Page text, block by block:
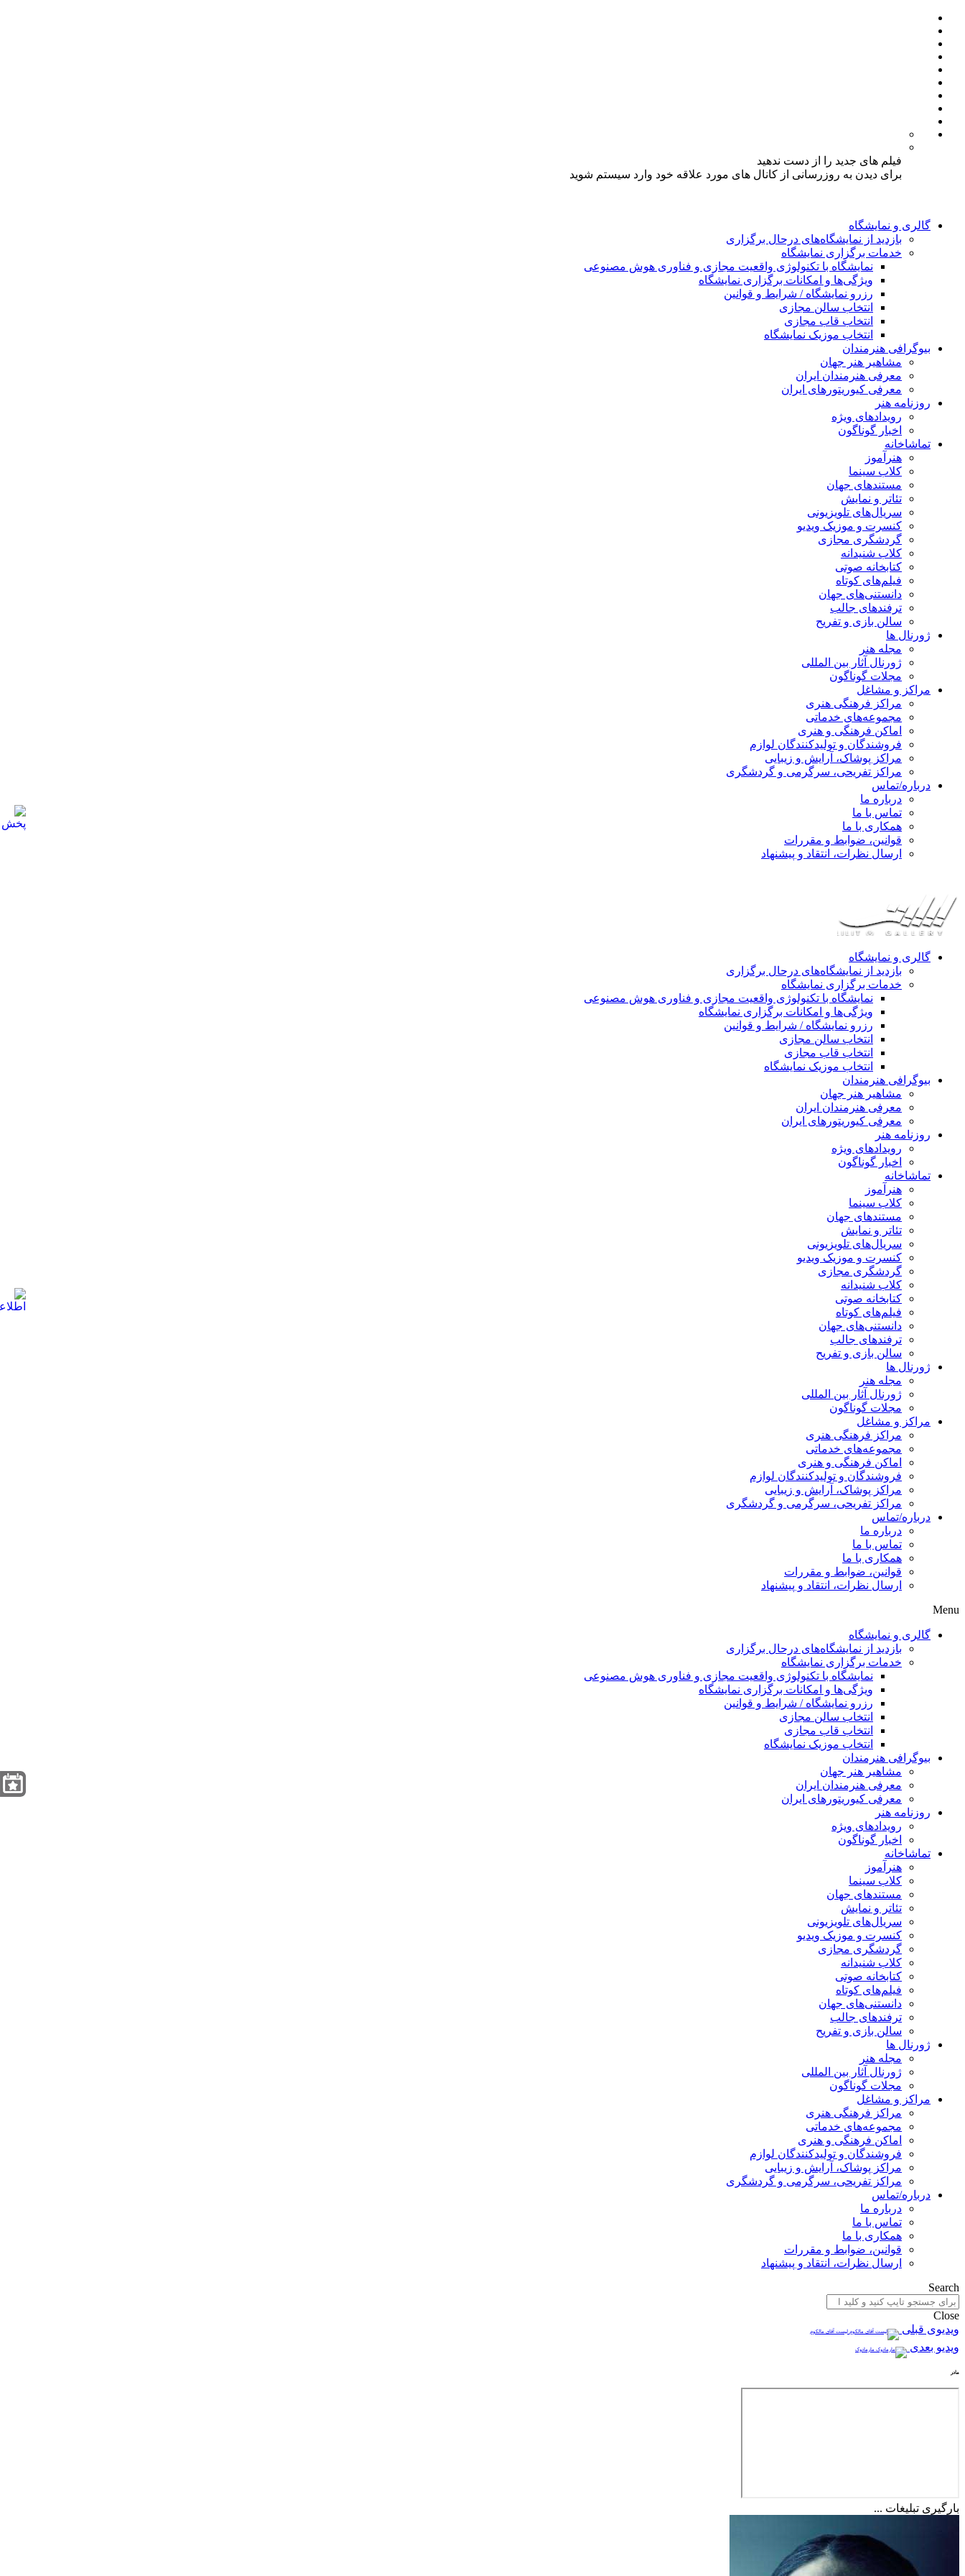
فیلم های جدید را از دست ندهید
برای دیدن به روزرسانی از کانال های مورد علاقه خود وارد سیستم شوید
گالری و نمایشگاه
بازدید از نمایشگاه‌های درحال برگزاری
خدمات برگزاری نمایشگاه
نمایشگاه با تکنولوژی واقعیت مجازی و فناوری هوش مصنوعی
ویژگی‌ها و امکانات برگزاری نمایشگاه
رزرو نمایشگاه / شرایط و قوانین
انتخاب سالن مجازی
انتخاب قاب مجازی
انتخاب موزیک نمایشگاه
بیوگرافی هنرمندان
مشاهیر هنر جهان
معرفی هنرمندان ایران
معرفی کیوریتورهای ایران
روزنامه هنر
رویدادهای ویژه
اخبار گوناگون
تماشاخانه
هنرآموز
کلاب سینما
مستندهای جهان
تئاتر و نمایش
سریال‌های تلویزیونی
کنسرت و موزیک ویدیو
گردشگری مجازی
کلاب شنیدانه
کتابخانه صوتی
فیلم‌های کوتاه
دانستنی‌های جهان
ترفندهای جالب
سالن بازی و تفریح
ژورنال ها
مجله هنر
ژورنال آثار بین المللی
مجلات گوناگون
مراکز و مشاغل
مراکز فرهنگی هنری
مجموعه‌های خدماتی
اماکن فرهنگی و هنری
فروشندگان و تولیدکنندگان لوازم
مراکز پوشاک، آرایش و زیبایی
مراکز تفریحی، سرگرمی و گردشگری
درباره/تماس
درباره ما
تماس با ما
همکاری با ما
قوانین، ضوابط و مقررات
ارسال نظرات، انتقاد و پیشنهاد
گالری و نمایشگاه
بازدید از نمایشگاه‌های درحال برگزاری
خدمات برگزاری نمایشگاه
نمایشگاه با تکنولوژی واقعیت مجازی و فناوری هوش مصنوعی
ویژگی‌ها و امکانات برگزاری نمایشگاه
رزرو نمایشگاه / شرایط و قوانین
انتخاب سالن مجازی
انتخاب قاب مجازی
انتخاب موزیک نمایشگاه
بیوگرافی هنرمندان
مشاهیر هنر جهان
معرفی هنرمندان ایران
معرفی کیوریتورهای ایران
روزنامه هنر
رویدادهای ویژه
اخبار گوناگون
تماشاخانه
هنرآموز
کلاب سینما
مستندهای جهان
تئاتر و نمایش
سریال‌های تلویزیونی
کنسرت و موزیک ویدیو
گردشگری مجازی
کلاب شنیدانه
کتابخانه صوتی
فیلم‌های کوتاه
دانستنی‌های جهان
ترفندهای جالب
سالن بازی و تفریح
ژورنال ها
مجله هنر
ژورنال آثار بین المللی
مجلات گوناگون
مراکز و مشاغل
مراکز فرهنگی هنری
مجموعه‌های خدماتی
اماکن فرهنگی و هنری
فروشندگان و تولیدکنندگان لوازم
مراکز پوشاک، آرایش و زیبایی
مراکز تفریحی، سرگرمی و گردشگری
درباره/تماس
درباره ما
تماس با ما
همکاری با ما
قوانین، ضوابط و مقررات
ارسال نظرات، انتقاد و پیشنهاد
Menu
گالری و نمایشگاه
بازدید از نمایشگاه‌های درحال برگزاری
خدمات برگزاری نمایشگاه
نمایشگاه با تکنولوژی واقعیت مجازی و فناوری هوش مصنوعی
ویژگی‌ها و امکانات برگزاری نمایشگاه
رزرو نمایشگاه / شرایط و قوانین
انتخاب سالن مجازی
انتخاب قاب مجازی
انتخاب موزیک نمایشگاه
بیوگرافی هنرمندان
مشاهیر هنر جهان
معرفی هنرمندان ایران
معرفی کیوریتورهای ایران
روزنامه هنر
رویدادهای ویژه
اخبار گوناگون
تماشاخانه
هنرآموز
کلاب سینما
مستندهای جهان
تئاتر و نمایش
سریال‌های تلویزیونی
کنسرت و موزیک ویدیو
گردشگری مجازی
کلاب شنیدانه
کتابخانه صوتی
فیلم‌های کوتاه
دانستنی‌های جهان
ترفندهای جالب
سالن بازی و تفریح
ژورنال ها
مجله هنر
ژورنال آثار بین المللی
مجلات گوناگون
مراکز و مشاغل
مراکز فرهنگی هنری
مجموعه‌های خدماتی
اماکن فرهنگی و هنری
فروشندگان و تولیدکنندگان لوازم
مراکز پوشاک، آرایش و زیبایی
مراکز تفریحی، سرگرمی و گردشگری
درباره/تماس
درباره ما
تماس با ما
همکاری با ما
قوانین، ضوابط و مقررات
ارسال نظرات، انتقاد و پیشنهاد
Search
Close
ویدیوی قبلی
لیست آقای مالکوم
ویدیو بعدی مارمادوک
مادر
بارگیری تبلیغات ...